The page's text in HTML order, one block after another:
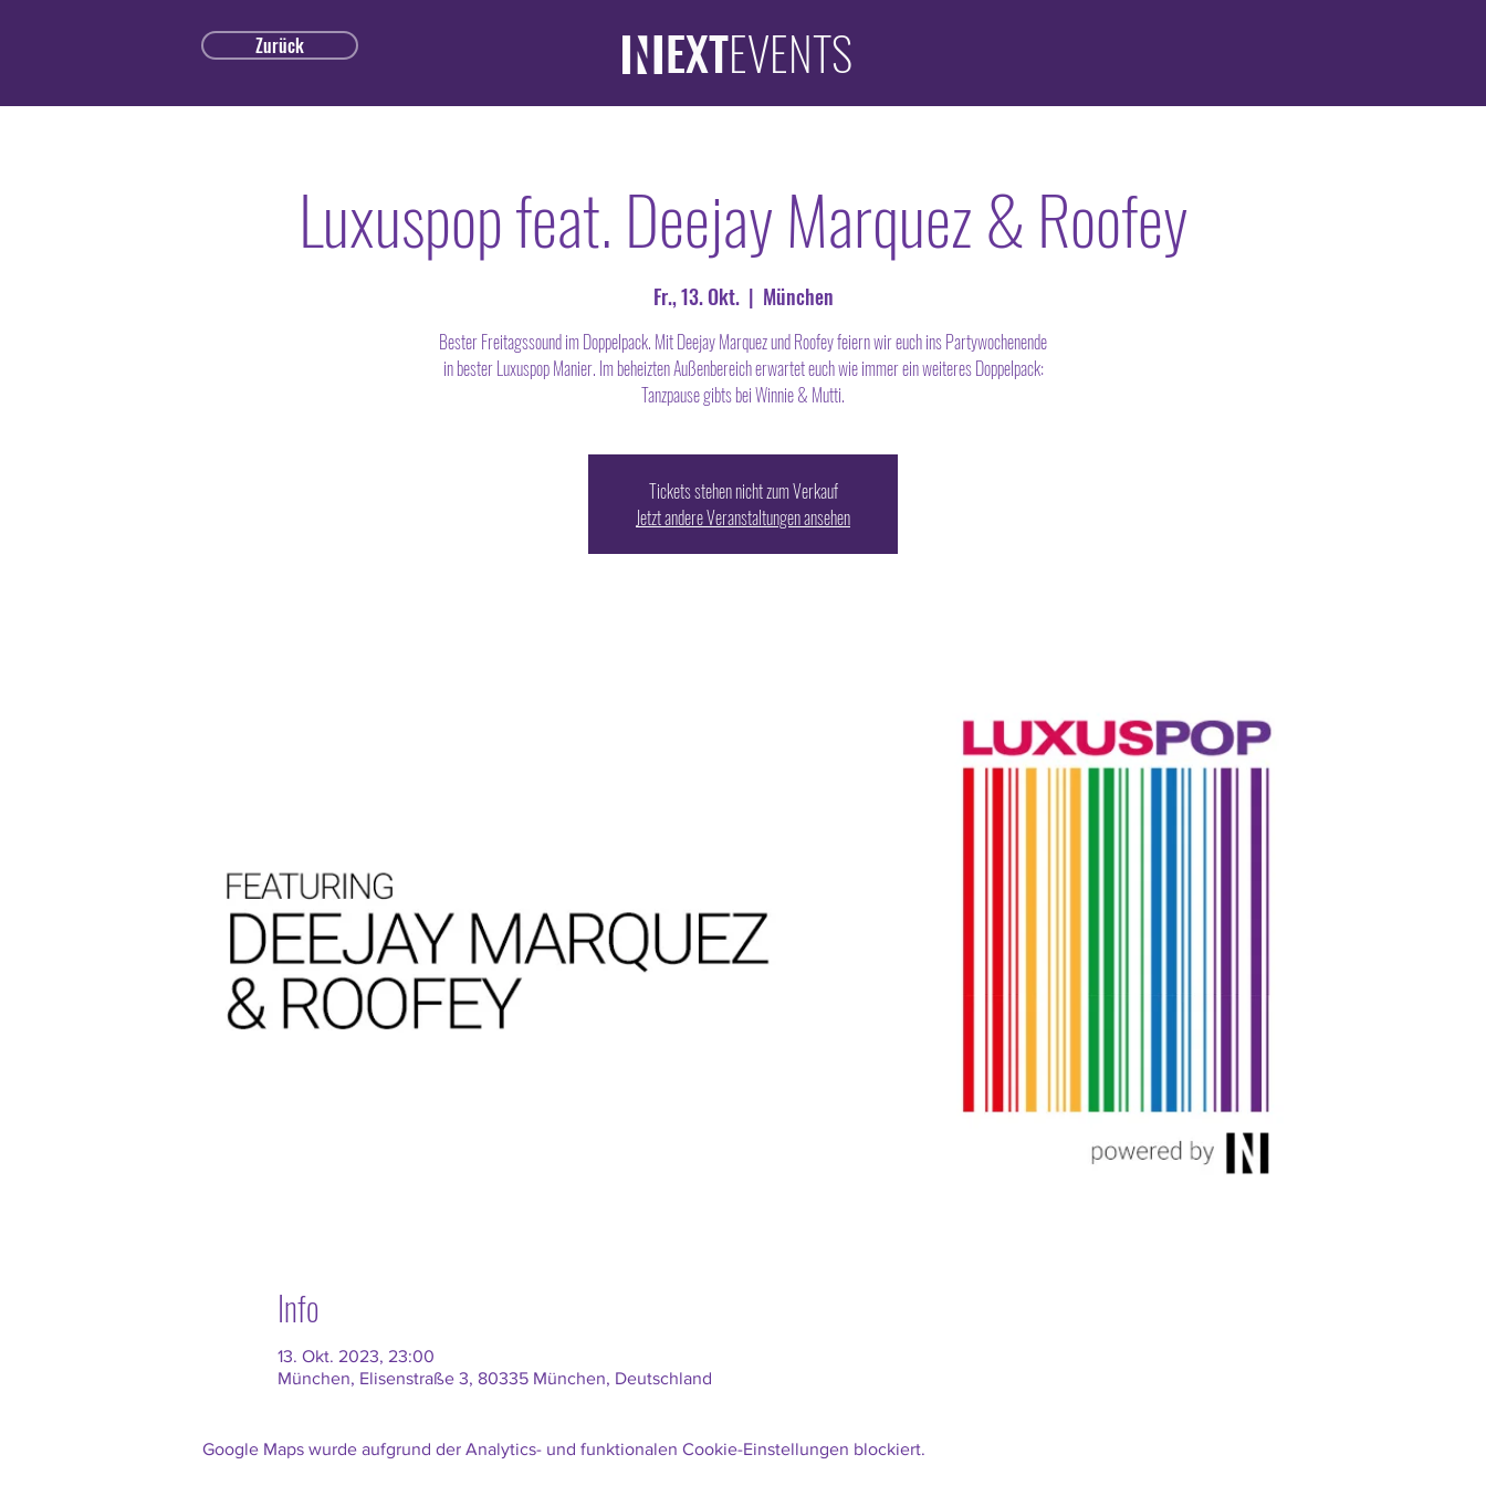
Zurück EXTEVENTS
Luxuspop feat. Deejay Marquez & Roofey
Fr., 13. Okt.
  |
München
Bester Freitagssound im Doppelpack. Mit Deejay Marquez und Roofey feiern wir euch ins Partywochenende
in bester Luxuspop Manier. Im beheizten Außenbereich erwartet euch wie immer ein weiteres Doppelpack:
Tanzpause gibts bei Winnie & Mutti.
Tickets stehen nicht zum Verkauf
Jetzt andere Veranstaltungen ansehen
Info
13. Okt. 2023, 23:00
München, Elisenstraße 3, 80335 München, Deutschland
Google Maps wurde aufgrund der Analytics- und funktionalen Cookie-Einstellungen blockiert.